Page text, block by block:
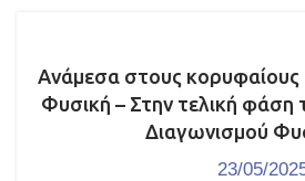
Ανάμεσα στους κορυφαίους
Φυσική – Στην τελική φάση
Διαγωνισμού
23/05/